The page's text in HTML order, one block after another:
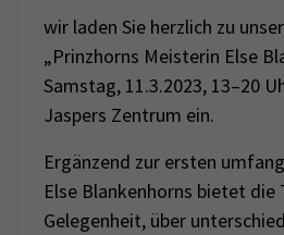
wir laden Sie herzlich zu
„Prinzhorns Meisterin Else
Samstag, 11.3.2023, 13–20
Jaspers Zentrum ein.
Ergänzend zur ersten
Else Blankenhorns bietet die
Gelegenheit, über